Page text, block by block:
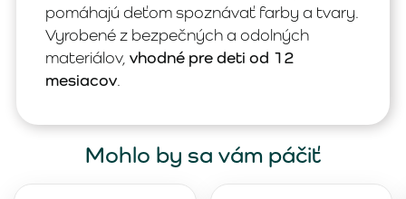
pomáhajú deťom spoznávať farby a tvary.
Vyrobené z bezpečných a odolných
materiálov, vhodné pre deti od 12
mesiacov.
Mohlo by sa vám páčiť